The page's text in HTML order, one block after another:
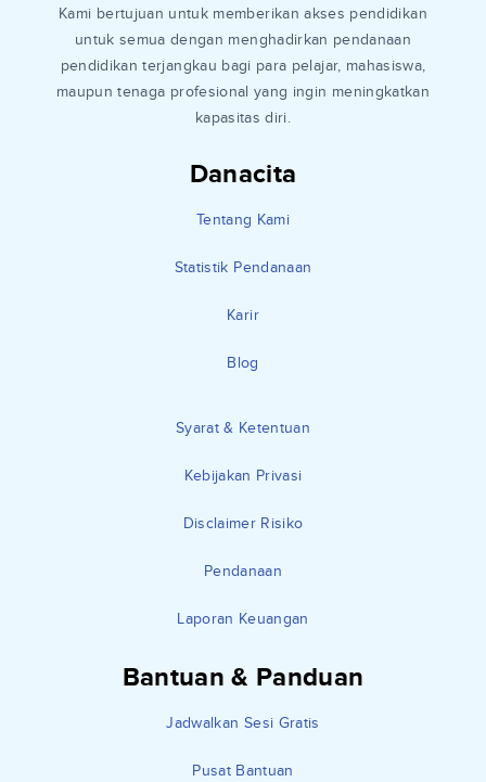
Danacita
Tentang Kami
Statistik Pendanaan
Karir
Blog
Syarat & Ketentuan
Kebijakan Privasi
Disclaimer Risiko
Pendanaan
Laporan Keuangan
Bantuan & Panduan
Jadwalkan Sesi Gratis
Pusat Bantuan
Kami bertujuan untuk memberikan akses pendidikan
untuk semua dengan menghadirkan pendanaan
pendidikan terjangkau bagi para pelajar, mahasiswa,
maupun tenaga profesional yang ingin meningkatkan
kapasitas diri.